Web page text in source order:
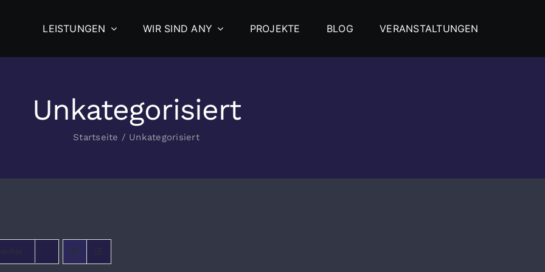
LEISTUNGEN WIR SIND ANY PROJEKTE BLOG VERANSTALTUNGEN
Unkategorisiert
Startseite / Unkategorisiert